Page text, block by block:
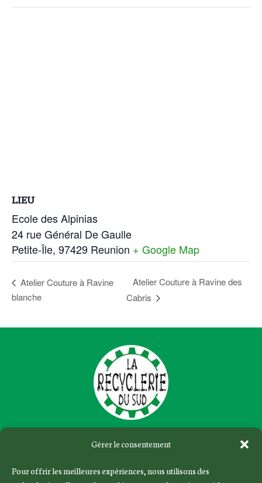
Gérer le consentement
Pour offrir les meilleures expériences, nous utilisons des
LIEU
Ecole des Alpinias
24 rue Général De Gaulle
Petite-Île, 97429 Reunion + Google Map
Atelier Couture à Ravine
blanche
Atelier Couture à Ravine des
Cabris
Évènements